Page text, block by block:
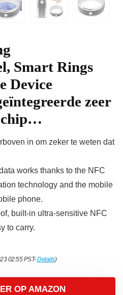
Smart Rings
Device
zeer
chip…
in om zeker te weten dat
works thanks to the NFC
technology and the mobile
phone.
built-in ultra-sensitive NFC
to carry.
02:55 PST-Details)
OP AMAZON